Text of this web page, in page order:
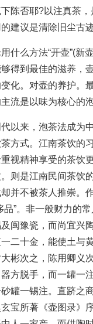
陈否耶?以注真茶
建议是清除旧尘古
么方法“开壶”(新壶
得到最佳的滋养，
化。对壶的养护。
流是以味为核心的
来，泡茶法成为中
方式。江南茶饮的
视精神享受的茶饮
则是江南民间茶饮
并不被茶人推崇。
品”。非一般财力的
闽豫瓷，而尚宜兴
二十金，能使土与
彬次之，陈用卿义
方脱手，而一罐一
罐一锡注。直跻之
宝所著《壶图录》